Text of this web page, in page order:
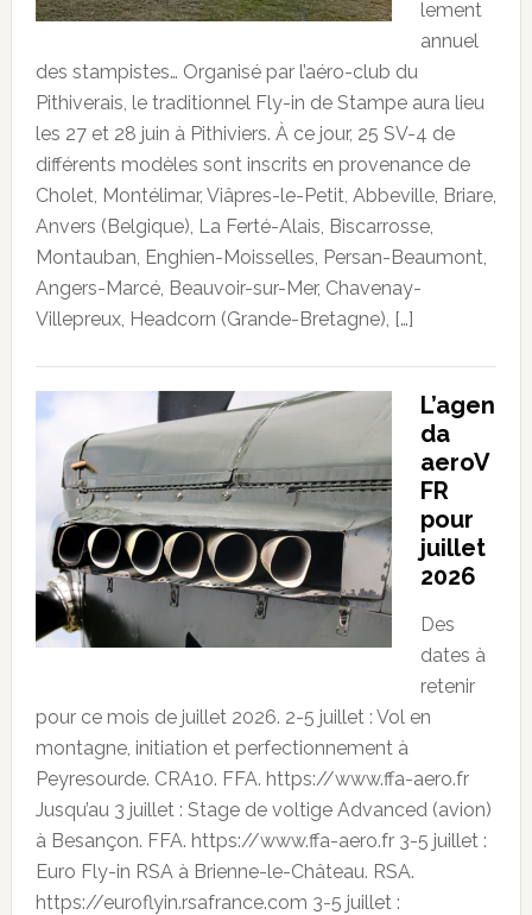
lement
annuel
des stampistes… Organisé par l’aéro-club du
Pithiverais, le traditionnel Fly-in de Stampe aura lieu
les 27 et 28 juin à Pithiviers. À ce jour, 25 SV-4 de
différents modèles sont inscrits en provenance de
Cholet, Montélimar, Viâpres-le-Petit, Abbeville, Briare,
Anvers (Belgique), La Ferté-Alais, Biscarrosse,
Montauban, Enghien-Moisselles, Persan-Beaumont,
Angers-Marcé, Beauvoir-sur-Mer, Chavenay-
Villepreux, Headcorn (Grande-Bretagne), […]
L’agen
da
aeroV
FR
pour
juillet
2026
Des
dates à
retenir
pour ce mois de juillet 2026. 2-5 juillet : Vol en
montagne, initiation et perfectionnement à
Peyresourde. CRA10. FFA. https://www.ffa-aero.fr
Jusqu’au 3 juillet : Stage de voltige Advanced (avion)
à Besançon. FFA. https://www.ffa-aero.fr 3-5 juillet :
Euro Fly-in RSA à Brienne-le-Château. RSA.
https://euroflyin.rsafrance.com 3-5 juillet :